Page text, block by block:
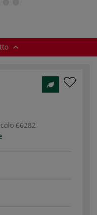
66282